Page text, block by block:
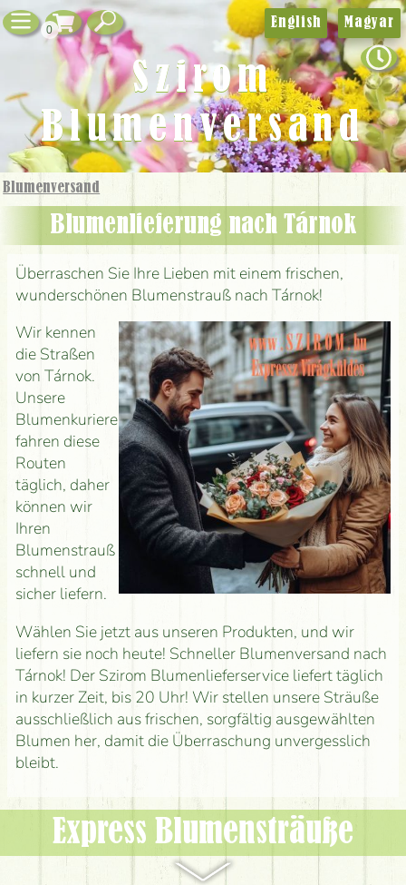
0
Blumenversand
Blumenlieferung nach Tárnok
Überraschen Sie Ihre Lieben mit einem frischen,
wunderschönen Blumenstrauß nach Tárnok!
Wir kennen
die Straßen
von Tárnok.
Unsere
Blumenkuriere
fahren diese
Routen
täglich, daher
können wir
Ihren
Blumenstrauß
schnell und
sicher liefern.
Wählen Sie jetzt aus unseren Produkten, und wir
liefern sie noch heute! Schneller Blumenversand nach
Tárnok! Der Szirom Blumenlieferservice liefert täglich
in kurzer Zeit, bis 20 Uhr! Wir stellen unsere Sträuße
ausschließlich aus frischen, sorgfältig ausgewählten
Blumen her, damit die Überraschung unvergesslich
bleibt.
Express Blumen­sträuße
English Magyar
Szirom
Blumenversand